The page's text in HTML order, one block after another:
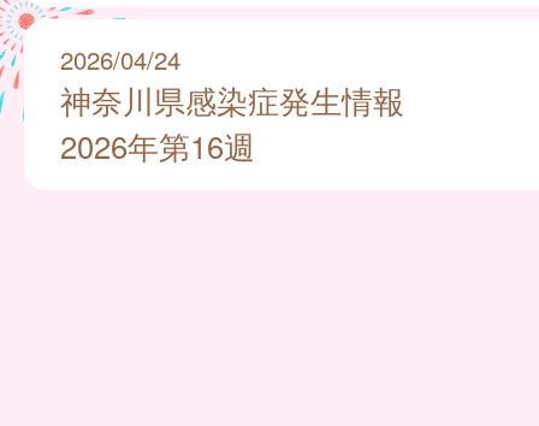
2026/04/24
神奈川県感染症発生情報
2026年第16週